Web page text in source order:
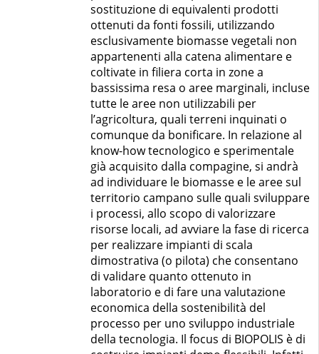
sostituzione di equivalenti prodotti
ottenuti da fonti fossili, utilizzando
esclusivamente biomasse vegetali non
appartenenti alla catena alimentare e
coltivate in filiera corta in zone a
bassissima resa o aree marginali, incluse
tutte le aree non utilizzabili per
l’agricoltura, quali terreni inquinati o
comunque da bonificare. In relazione al
know-how tecnologico e sperimentale
già acquisito dalla compagine, si andrà
ad individuare le biomasse e le aree sul
territorio campano sulle quali sviluppare
i processi, allo scopo di valorizzare
risorse locali, ad avviare la fase di ricerca
per realizzare impianti di scala
dimostrativa (o pilota) che consentano
di validare quanto ottenuto in
laboratorio e di fare una valutazione
economica della sostenibilità del
processo per uno sviluppo industriale
della tecnologia. Il focus di BIOPOLIS è di